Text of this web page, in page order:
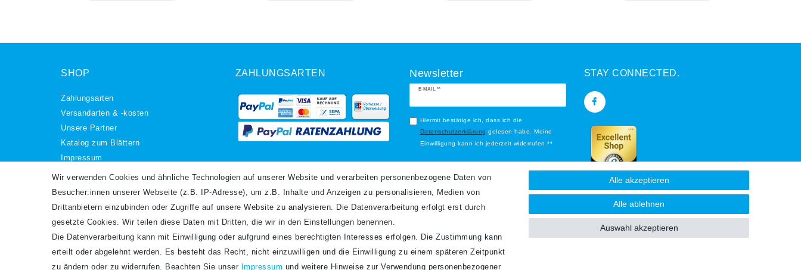
SHOP
Zahlungsarten
Versandarten & -kosten
Unsere Partner
Katalog zum Blättern
Impressum
Daten­schutz­erklärung
AGB
Barrierefreiheitserklärung
Widerrufs­recht
Kontakt
Vertrag widerrufen
ZAHLUNGSARTEN
VERSANDARTEN
Newsletter
E-MAIL **
Newsletter
Honig
Hiermit bestätige ich, dass ich die
Daten­schutz­erklärung gelesen habe. Meine
Einwilligung kann ich jederzeit widerrufen.**
** Hierbei handelt es sich um ein Pflichtfeld.
STAY CONNECTED.
Wir verwenden Cookies und ähnliche Technologien auf unserer Website und verarbeiten personenbezogene Daten von
Besucher:innen unserer Webseite (z.B. IP-Adresse), um z.B. Inhalte und Anzeigen zu personalisieren, Medien von
Drittanbietern einzubinden oder Zugriffe auf unsere Website zu analysieren. Die Datenverarbeitung erfolgt erst durch
gesetzte Cookies. Wir teilen diese Daten mit Dritten, die wir in den Einstellungen benennen.
Die Datenverarbeitung kann mit Einwilligung oder aufgrund eines berechtigten Interesses erfolgen. Die Zustimmung kann
erteilt oder abgelehnt werden. Es besteht das Recht, nicht einzuwilligen und die Einwilligung zu einem späteren Zeitpunkt
zu ändern oder zu widerrufen. Beachten Sie unser
Impressum und weitere Hinweise zur Verwendung personenbezogener
Alle akzeptieren
Alle ablehnen
Auswahl akzeptieren